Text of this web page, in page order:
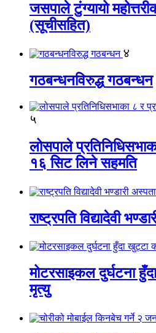
जसपाले टुंग्यायो
(सूचीसहित)
४
गठबन्धनविरुद्ध गठबन्धन
५
लोसपाले
१६ सिट लिने सहमति
राष्ट्रपति विद्यादेवी
मोटरसाइकल दुर्घटना
मृत्यु